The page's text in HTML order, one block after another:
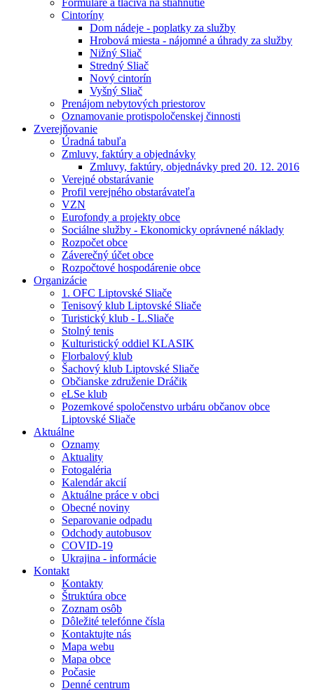
Formuláre a tlačivá na stiahnutie
Cintoríny
Dom nádeje - poplatky za služby
Hrobová miesta - nájomné a úhrady za služby
Nižný Sliač
Stredný Sliač
Nový cintorín
Vyšný Sliač
Prenájom nebytových priestorov
Oznamovanie protispoločenskej činnosti
Zverejňovanie
Úradná tabuľa
Zmluvy, faktúry a objednávky
Zmluvy, faktúry, objednávky pred 20. 12. 2016
Verejné obstarávanie
Profil verejného obstarávateľa
VZN
Eurofondy a projekty obce
Sociálne služby - Ekonomicky oprávnené náklady
Rozpočet obce
Záverečný účet obce
Rozpočtové hospodárenie obce
Organizácie
1. OFC Liptovské Sliače
Tenisový klub Liptovské Sliače
Turistický klub - L.Sliače
Stolný tenis
Kulturistický oddiel KLASIK
Florbalový klub
Šachový klub Liptovské Sliače
Občianske združenie Dráčik
eLSe klub
Pozemkové spoločenstvo urbáru občanov obce
Liptovské Sliače
Aktuálne
Oznamy
Aktuality
Fotogaléria
Kalendár akcií
Aktuálne práce v obci
Obecné noviny
Separovanie odpadu
Odchody autobusov
COVID-19
Ukrajina - informácie
Kontakt
Kontakty
Štruktúra obce
Zoznam osôb
Dôležité telefónne čísla
Kontaktujte nás
Mapa webu
Mapa obce
Počasie
Denné centrum